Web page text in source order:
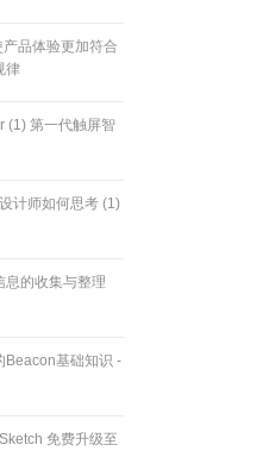
品体验更加符合
律
(1) 第一代触屏智
计师如何思考 (1)
息的收集与整理
Beacon基础知识 -
免费升级至